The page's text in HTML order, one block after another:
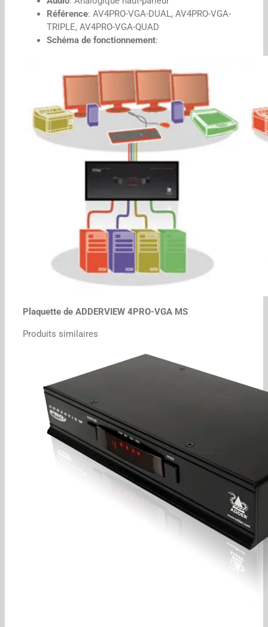
Référence: AV4PRO-VGA-DUAL, AV4PRO-VGA-
TRIPLE, AV4PRO-VGA-QUAD
Schéma de fonctionnement:
Plaquette de ADDERVIEW 4PRO-VGA MS
Produits similaires